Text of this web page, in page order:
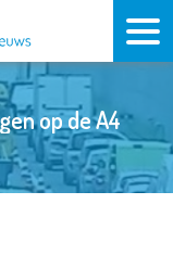
op de A4